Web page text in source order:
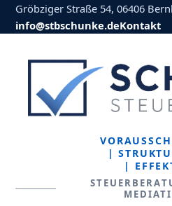
Gröbziger Straße 54, 06406
info@stbschunke.deKontakt
|
|